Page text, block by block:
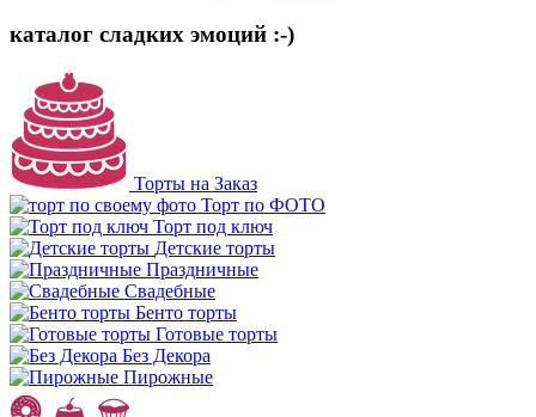
каталог сладких эмоций :-)
Торты на Заказ
Торт по ФОТО
Торт под ключ
Детские торты
Праздничные
Свадебные
Бенто торты
Готовые торты
Без Декора
Пирожные